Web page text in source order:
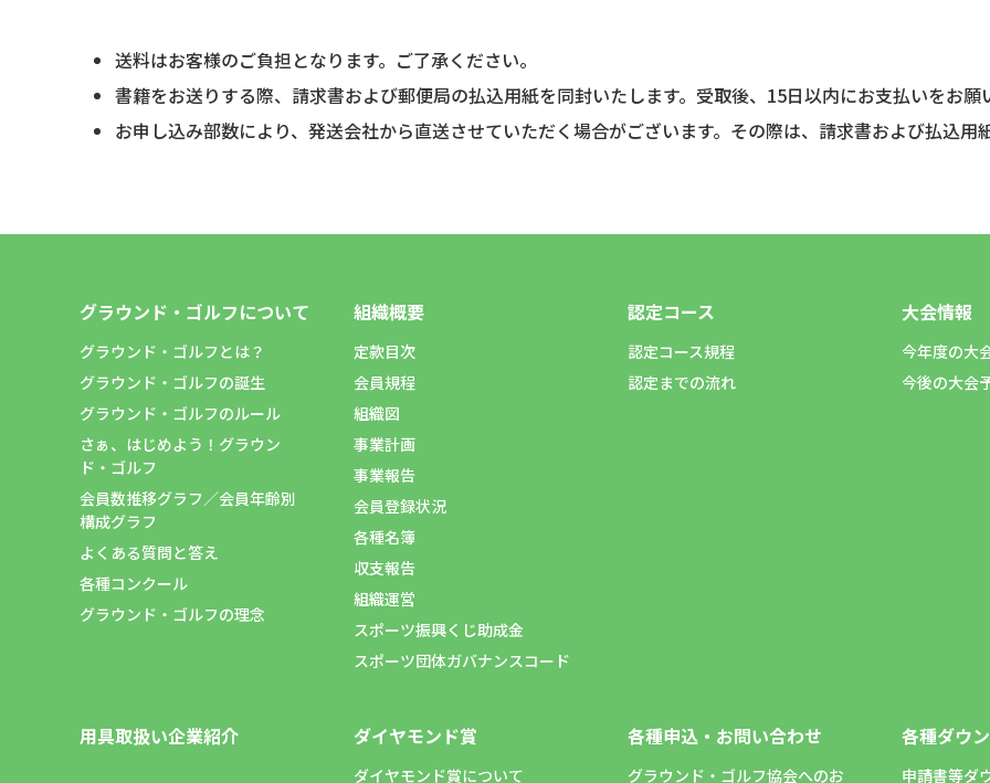
送料はお客様のご負担となります。ご了承ください。
書籍をお送りする際、請求書および郵便局の払込用紙を同封いたします。受取後、15日以内にお支払いをお願
お申し込み部数により、発送会社から直送させていただく場合がございます。その際は、請求書および払込用
グラウンド・ゴルフについて
グラウンド・ゴルフとは？
グラウンド・ゴルフの誕生
グラウンド・ゴルフのルール
さぁ、はじめよう！グラウン
ド・ゴルフ
会員数推移グラフ／会員年齢別
構成グラフ
よくある質問と答え
各種コンクール
グラウンド・ゴルフの理念
組織概要
定款目次
会員規程
組織図
事業計画
事業報告
会員登録状況
各種名簿
収支報告
組織運営
スポーツ振興くじ助成金
スポーツ団体ガバナンスコード
認定コース
認定コース規程
認定までの流れ
大会情報
今年度の大
今後の大会
用具取扱い企業紹介 ダイヤモンド賞
ダイヤモンド賞について
各種申込・お問い合わせ
グラウンド・ゴルフ協会へのお
各種ダウ
申請書等ダ